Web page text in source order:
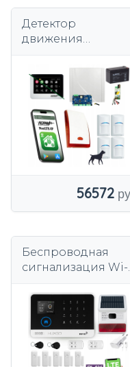
Детектор
движения
набора сигнала
тревоги РОПАМ 4
профессиональны
й для дома
56572
Беспроводная
сигнализация Wi-
комплект
сигнализации
HUXGO HXA003
D9BS